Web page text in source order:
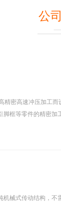
公
精密高速冲压加工
框等零件的精密加
械式传动结构，不